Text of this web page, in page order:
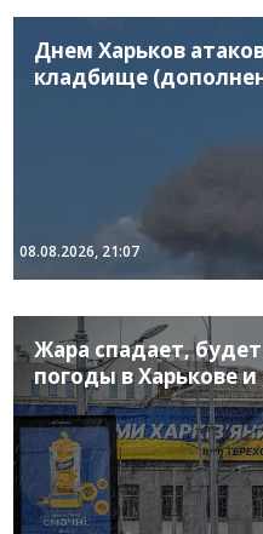
Днем Харьков
кладбище
08.08.2026, 21:07
Жара спадает, будет
погоды в Харькове и